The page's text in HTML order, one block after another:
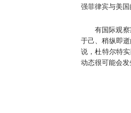
强菲律宾与美国
有国际观
于己、稍纵即
说，杜特尔特
动态很可能会发